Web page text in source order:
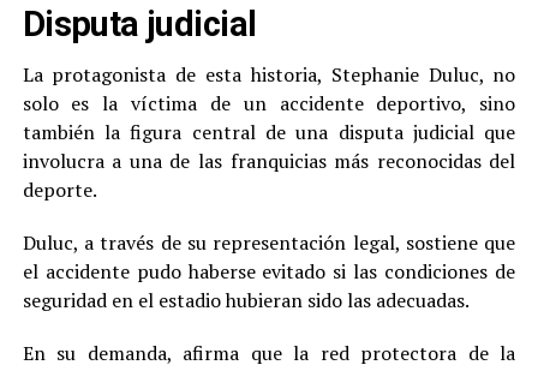
Disputa judicial
La protagonista de esta historia, Stephanie Duluc, no
solo es la víctima de un accidente deportivo, sino
también la figura central de una disputa judicial que
involucra a una de las franquicias más reconocidas del
deporte.
Duluc, a través de su representación legal, sostiene que
el accidente pudo haberse evitado si las condiciones de
seguridad en el estadio hubieran sido las adecuadas.
En su demanda, afirma que la red protectora de la